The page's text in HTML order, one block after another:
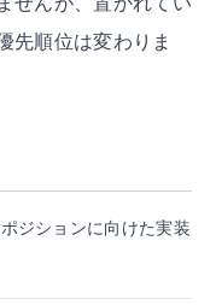
先順位は変わりま
ジションに向けた実装力